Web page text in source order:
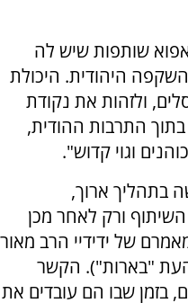
שותפות שיש לה
היהודית. היכולת
ולזהות את נקודת
התרבות ההודית,
וגוי קדוש".
בתהליך ארוך,
ורק לאחר מכן
של ידידיי הרב מאור
"בארות"). הקשר
בזמן שבו הם עובדים את